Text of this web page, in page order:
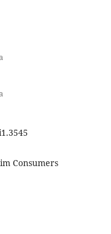
Consumers